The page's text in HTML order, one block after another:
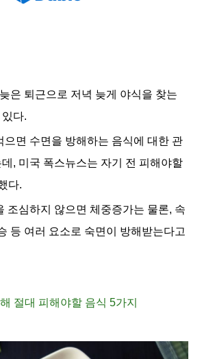
늦은 퇴근으로 저녁 늦게 야식을 찾는
다.
으면 수면을 방해하는 음식에 대한 관
, 미국 폭스뉴스는 자기 전 피해야할
다.
조심하지 않으면 체중증가는 물론, 속
등 여러 요소로 숙면이 방해받는다고
절대 피해야할 음식 5가지